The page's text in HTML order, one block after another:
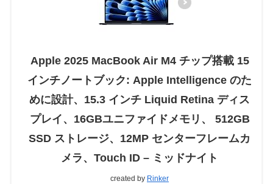
Apple 2025 MacBook Air M4 チップ搭載 15
インチノートブック: Apple Intelligence のた
めに設計、15.3 インチ Liquid Retina ディス
プレイ、16GBユニファイドメモリ、 512GB
SSD ストレージ、12MP センターフレームカ
メラ、Touch ID – ミッドナイト
created by Rinker